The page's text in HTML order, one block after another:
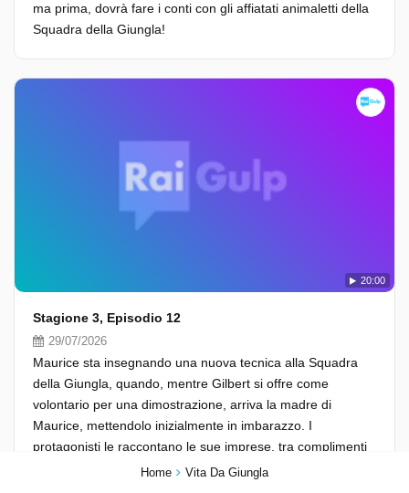
Home Vita Da Giungla
ma prima, dovrà fare i conti con gli affiatati animaletti della
Squadra della Giungla!
20:00
Stagione 3, Episodio 12
29/07/2026
Maurice sta insegnando una nuova tecnica alla Squadra
della Giungla, quando, mentre Gilbert si offre come
volontario per una dimostrazione, arriva la madre di
Maurice, mettendolo inizialmente in imbarazzo. I
protagonisti le raccontano le sue imprese, tra complimenti